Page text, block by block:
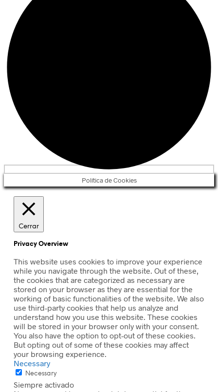
Política de Cookies
Cerrar
Privacy Overview
This website uses cookies to improve your experience
while you navigate through the website. Out of these,
the cookies that are categorized as necessary are
stored on your browser as they are essential for the
working of basic functionalities of the website. We also
use third-party cookies that help us analyze and
understand how you use this website. These cookies
will be stored in your browser only with your consent.
You also have the option to opt-out of these cookies.
But opting out of some of these cookies may affect
your browsing experience.
Necessary
Necessary
Siempre activado